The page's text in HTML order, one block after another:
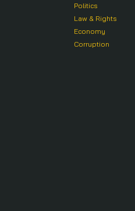
Politics
Law & Rights
Economy
Corruption